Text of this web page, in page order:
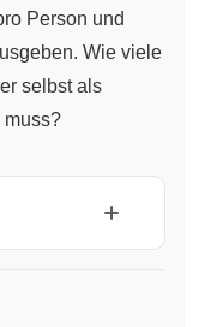
Person und
Wie viele
selbst als
muss?